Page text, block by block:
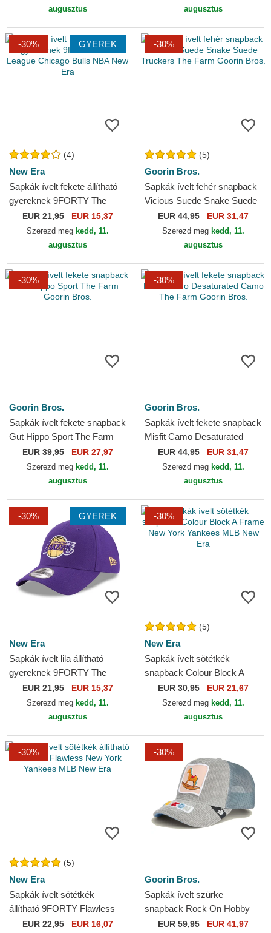
augusztus
augusztus
-30% GYEREK
(4)
New Era
Sapkák ívelt fekete állítható
gyereknek 9FORTY The
League Chicago Bulls NBA
New Era
EUR21,95 EUR 15,37
Szerezd meg kedd, 11.
augusztus
-30%
(5)
Goorin Bros.
Sapkák ívelt fehér snapback
Vicious Suede Snake Suede
Truckers The Farm Goorin
Bros.
EUR 44,95 EUR 31,47
Szerezd meg kedd, 11.
augusztus
-30%
Goorin Bros.
Sapkák ívelt fekete snapback
Gut Hippo Sport The Farm
Goorin Bros.
EUR39,95 EUR 27,97
Szerezd meg kedd, 11.
augusztus
-30%
Goorin Bros.
Sapkák ívelt fekete snapback
Misfit Camo Desaturated
Camo The Farm Goorin
Bros.
EUR 44,95 EUR 31,47
Szerezd meg kedd, 11.
augusztus
-30% GYEREK
New Era
Sapkák ívelt lila állítható
gyereknek 9FORTY The
League Los Angeles Lakers
NBA New Era
EUR21,95 EUR 15,37
Szerezd meg kedd, 11.
augusztus
-30%
(5)
New Era
Sapkák ívelt sötétkék
snapback Colour Block A
Frame New York Yankees
MLB New Era
EUR 30,95 EUR 21,67
Szerezd meg kedd, 11.
augusztus
-30%
(5)
New Era
Sapkák ívelt sötétkék
állítható 9FORTY Flawless
New York Yankees MLB
EUR22,95 EUR 16,07
-30%
Goorin Bros.
Sapkák ívelt szürke
snapback Rock On Hobby
Horse Happy Thoughts The
EUR 59,95 EUR 41,97